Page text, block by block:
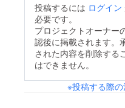
でご確認くださ
式オープンまで
利用については
をご覧ください
は、一度覗きに
てくださいね。
はこちら。
投稿するには ログイン
必要です。
プロジェクトオーナー
認後に掲載されます。
された内容を削除する
はできません。
※投稿する際